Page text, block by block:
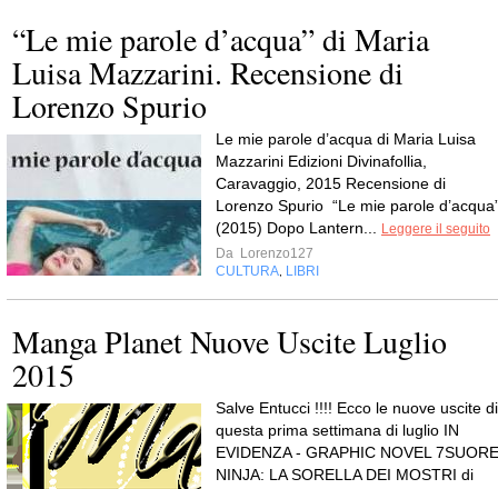
“Le mie parole d’acqua” di Maria
Luisa Mazzarini. Recensione di
Lorenzo Spurio
Le mie parole d’acqua di Maria Luisa
Mazzarini Edizioni Divinafollia,
Caravaggio, 2015 Recensione di
Lorenzo Spurio “Le mie parole
(2015) Dopo Lantern...
Leggere il seguito
Da Lorenzo127
CULTURA LIBRI
Manga Planet Nuove Uscite Luglio
2015
Salve Entucci !!!! Ecco le nuove uscite di
questa prima settimana di luglio IN
EVIDENZA - GRAPHIC NOVEL 7SUORE
NINJA: LA SORELLA DEI MOSTRI di